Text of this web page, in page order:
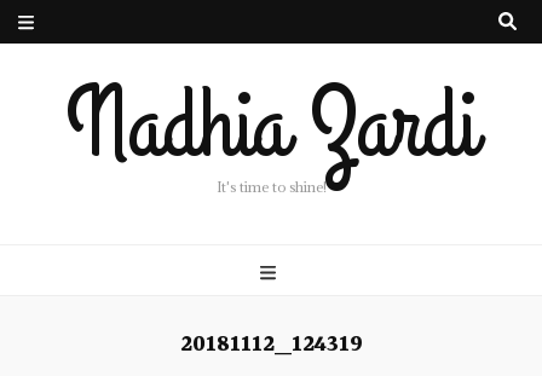
Nadhia Zardi
It's time to shine!
20181112_124319